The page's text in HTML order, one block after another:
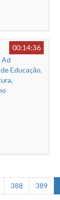
00:14:36
Ad
Educação,
388 389